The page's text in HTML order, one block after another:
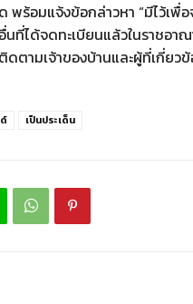
พร้อมแจ้งข้อกล่าวหา “มีไว้เพื่
ที่ได้จดทะเบียนแล้วในราชอ
ามเจ้าของบ้านและผู้ที่เกี่ยว
เป็นประเด็น